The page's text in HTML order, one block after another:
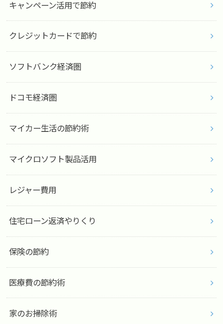
キャンペーン活用で節約
クレジットカードで節約
ソフトバンク経済圏
ドコモ経済圏
マイカー生活の節約術
マイクロソフト製品活用
レジャー費用
住宅ローン返済やりくり
保険の節約
医療費の節約術
家のお掃除術